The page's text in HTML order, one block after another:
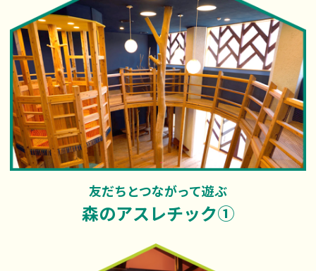
友だちとつながって遊ぶ
森のアスレチック①